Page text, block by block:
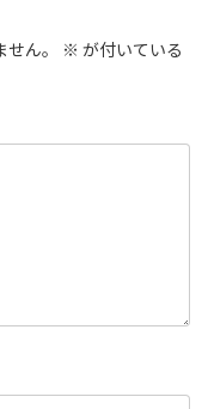
ん。 ※ が付いている